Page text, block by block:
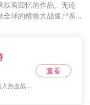
载着回忆的作品。无论
全球的植物大战僵尸系
核心玩法至今依然耐
有纯粹的游戏乐趣。
下来的感觉，这个合
红警2共和国之辉手游带你踏入热血战场，领略最为强大的战斗阵容。这款游戏延续经典策略玩法，界面设置为简体中文，让你毫无阻碍地畅享激烈对决。在这里，你可以修建防御基
查看